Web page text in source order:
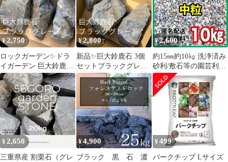
¥2,750
ロックガーデン✨ドラ
イガーデン 巨大鈴鹿石
3個 ブラックグレー系
割栗石
¥2,800
新品✨巨大鈴鹿石 3個
セットブラックグレー
系 ドライガーデン 割栗
石 クラッシュ
¥2,600
約15㎜約10㎏ 洗浄済み
砂利/敷石等の園芸利用
やDIY、図工の材料
に！
¥2,650
三重県産 割栗石（グレ
¥4,900
ブラック 黒 石 濃
¥ 499
バークチップ Lサイズ